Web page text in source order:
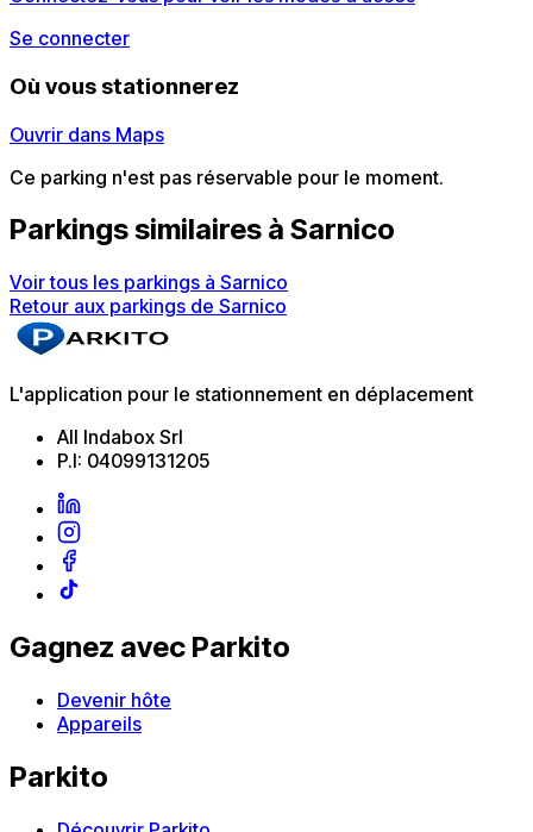
Se connecter
Où vous stationnerez
Ouvrir dans Maps
Ce parking n'est pas réservable pour le moment.
Parkings similaires à Sarnico
Voir tous les parkings à Sarnico
Retour aux parkings de Sarnico
L'application pour le stationnement en déplacement
All Indabox Srl
P.I: 04099131205
Gagnez avec Parkito
Devenir hôte
Appareils
Parkito